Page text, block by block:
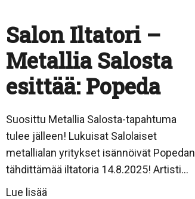
Salon Iltatori –
Metallia Salosta
esittää: Popeda
Suosittu Metallia Salosta-tapahtuma
tulee jälleen! Lukuisat Salolaiset
metallialan yritykset isännöivät Popedan
tähdittämää iltatoria 14.8.2025! Artisti...
Lue lisää